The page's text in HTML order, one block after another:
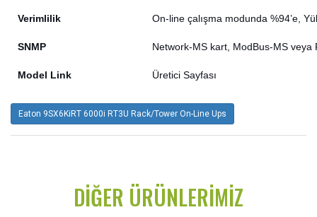
Verimlilik On-line çalışma modunda %94’e,
SNMP Network-MS kart, ModBus-MS veya
Model Link Üretici Sayfası
Eaton 9SX6KiRT 6000i RT3U Rack/Tower On-Line Ups
DIĞER ÜRÜNLERIMIZ